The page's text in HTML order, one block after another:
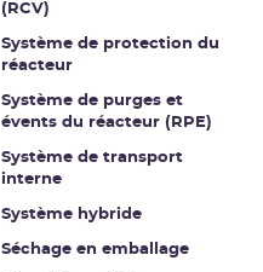
(RCV)
Système de protection du
réacteur
Système de purges et
évents du réacteur (RPE)
Système de transport
interne
Système hybride
Séchage en emballage